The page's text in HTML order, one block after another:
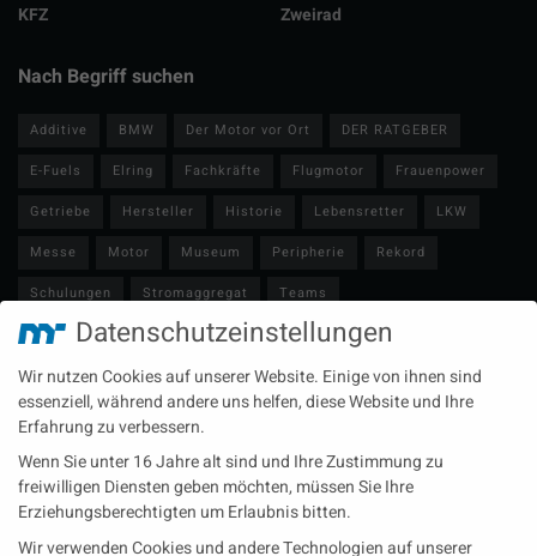
KFZ
Zweirad
Nach Begriff suchen
Additive BMW Der Motor vor Ort
DER RATGEBER
E-Fuels
Elring Fachkräfte Flugmotor
Frauenpower
Getriebe
Hersteller Historie Lebensretter
LKW
Messe
Motor Museum Peripherie
Rekord
Schulungen
Stromaggregat
Teams
Technische Redaktion
Turbolader Video
Zulieferer
Öl-E-Fuels-Schmierstoffe
Neueste Beiträge
Wärme aus der Tiefe MTU heizt künftig mit Geothermie
MAN Engines bringt D3872 für die Stromversorgung im
Datenschutzeinstellungen
Wir nutzen Cookies auf unserer Website. Einige von ihnen sind
essenziell, während andere uns helfen, diese Website und Ihre
Erfahrung zu verbessern.
Wenn Sie unter 16 Jahre alt sind und Ihre Zustimmung zu
freiwilligen Diensten geben möchten, müssen Sie Ihre
Erziehungsberechtigten um Erlaubnis bitten.
Wir verwenden Cookies und andere Technologien auf unserer